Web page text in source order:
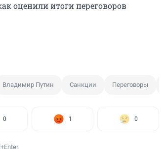
оценили итоги переговоров
Владимир Путин Санкции Переговоры
0 1 0